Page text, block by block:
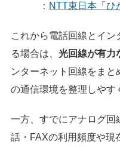
： NTT東日本「ひ
これから電話回線とイン
る場合は、 光回線が有力
ンターネット回線をまと
の通信環境を整理しやす
一方、すでにアナログ回
話・FAXの利用頻度や現